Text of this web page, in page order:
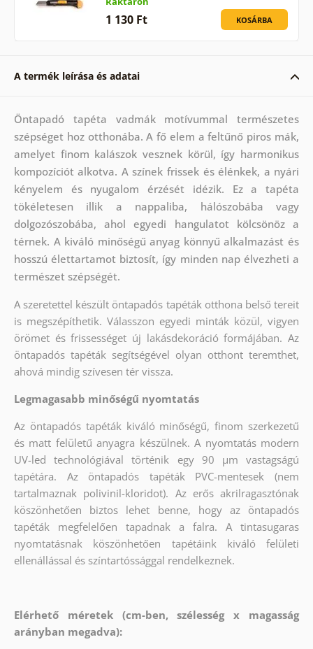
1 130 Ft KOSÁRBA
A termék leírása és adatai
Öntapadó tapéta vadmák motívummal természetes
szépséget hoz otthonába. A fő elem a feltűnő piros mák,
amelyet finom kalászok vesznek körül, így harmonikus
kompozíciót alkotva. A színek frissek és élénkek, a nyári
kényelem és nyugalom érzését idézik. Ez a tapéta
tökéletesen illik a nappaliba, hálószobába vagy
dolgozószobába, ahol egyedi hangulatot kölcsönöz a
térnek. A kiváló minőségű anyag könnyű alkalmazást és
hosszú élettartamot biztosít, így minden nap élvezheti a
természet szépségét.
A szeretettel készült öntapadós tapéták otthona belső tereit
is megszépíthetik. Válasszon egyedi minták közül, vigyen
örömet és frissességet új lakásdekoráció formájában. Az
öntapadós tapéták segítségével olyan otthont teremthet,
ahová mindig szívesen tér vissza.
Legmagasabb minőségű nyomtatás
Az öntapadós tapéták kiváló minőségű, finom szerkezetű
és matt felületű anyagra készülnek. A nyomtatás modern
UV-led technológiával történik egy 90 µm vastagságú
tapétára. Az öntapadós tapéták PVC-mentesek (nem
tartalmaznak polivinil-kloridot). Az erős akrilragasztónak
köszönhetően biztos lehet benne, hogy az öntapadós
tapéták megfelelően tapadnak a falra. A tintasugaras
nyomtatásnak köszönhetően tapétáink kiváló felületi
ellenállással és színtartóssággal rendelkeznek.
Elérhető méretek (cm-ben, szélesség x magasság
arányban megadva):